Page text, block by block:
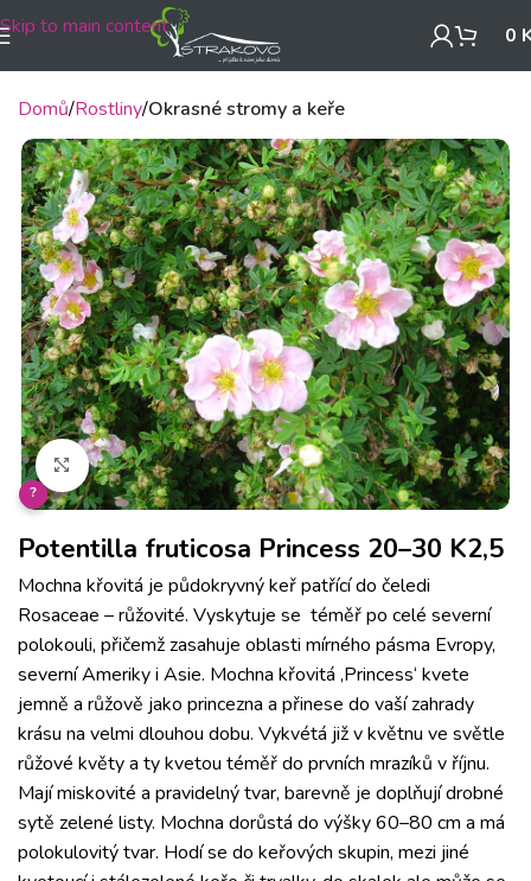
Skip to main content 0
Domů Rostliny Okrasné stromy a keře
Klikněte pro zvětšení
?
Potentilla fruticosa Princess 20–30 K2,5
Mochna křovitá je půdokryvný keř patřící do čeledi
Rosaceae – růžovité. Vyskytuje se téměř po celé severní
polokouli, přičemž zasahuje oblasti mírného pásma Evropy,
severní Ameriky i Asie. Mochna křovitá ‚Princess‘ kvete
jemně a růžově jako princezna a přinese do vaší zahrady
krásu na velmi dlouhou dobu. Vykvétá již v květnu ve světle
růžové květy a ty kvetou téměř do prvních mrazíků v říjnu.
Mají miskovité a pravidelný tvar, barevně je doplňují drobné
sytě zelené listy. Mochna dorůstá do výšky 60–80 cm a má
polokulovitý tvar. Hodí se do keřových skupin, mezi jiné